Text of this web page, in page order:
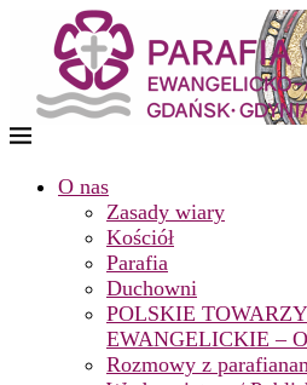
O nas
Zasady wiary
Kościół
Parafia
Duchowni
POLSKIE
EWANGELICKIE –
Rozmowy z